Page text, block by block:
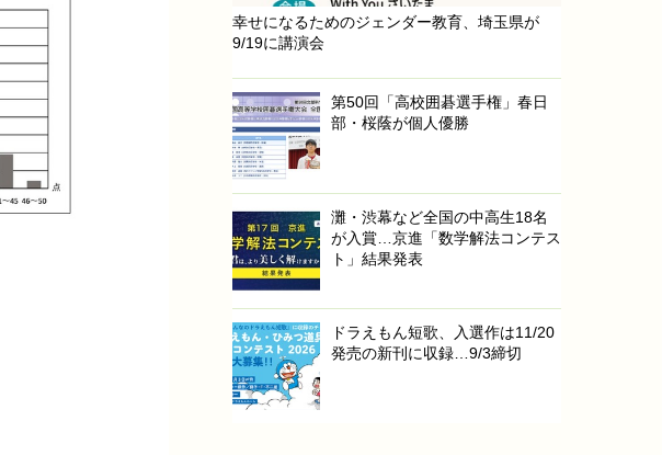
幸せになるためのジェンダー教育、埼玉県が
9/19に講演会
第50回「高校囲碁選手権」春日
部・桜蔭が個人優勝
灘・渋幕など全国の中高生18名
が入賞…京進「数学解法コンテス
ト」結果発表
ドラえもん短歌、入選作は11/20
発売の新刊に収録…9/3締切